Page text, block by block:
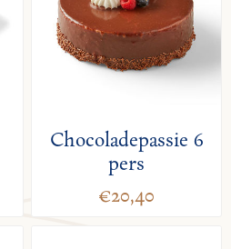
Chocoladepassie 6
pers
€20,40